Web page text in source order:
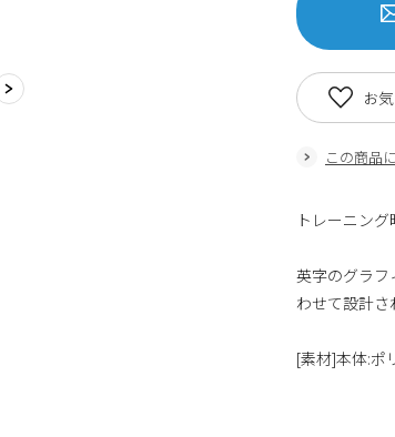
この商品
お
トレーニン
英字のグラフ
わせて設計さ
[素材]本体:ポ